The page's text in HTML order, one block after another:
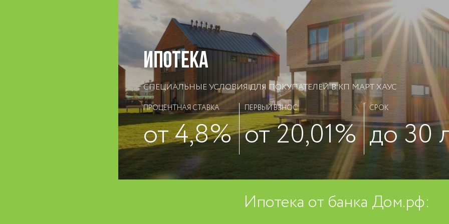
ИПОТЕКА
СПЕЦИАЛЬНЫЕ УСЛОВИЯ ДЛЯ ПОКУПАТЕЛЕЙ В КП МАРТ ХАУС
ПРОЦЕНТНАЯ СТАВКА
от 4,8%
ПЕРВЫЙ ВЗНОС
от 20,01%
СРОК
до 30
Ипотека от банка Дом.рф: